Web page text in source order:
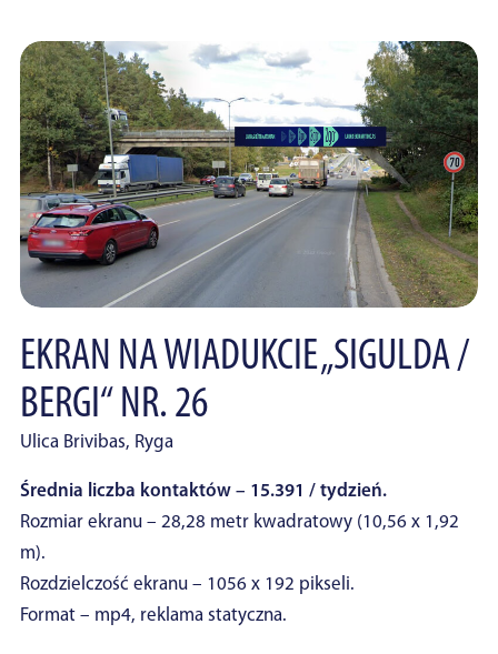
EKRAN NA WIADUKCIE „SIGULDA /
BERGI“ NR. 26
Ulica Brivibas, Ryga
Średnia liczba kontaktów – 15.391 / tydzień.
Rozmiar ekranu – 28,28 metr kwadratowy (10,56 x 1,92
m).
Rozdzielczość ekranu – 1056 x 192 pikseli.
Format – mp4, reklama statyczna.